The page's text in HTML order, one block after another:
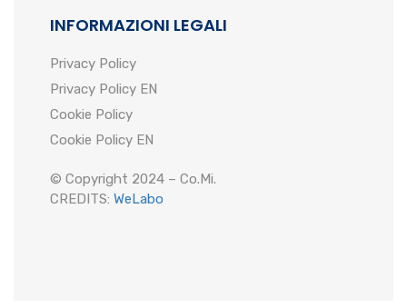
INFORMAZIONI LEGALI
Privacy Policy
Privacy Policy EN
Cookie Policy
Cookie Policy EN
© Copyright 2024 – Co.Mi.
CREDITS: WeLabo